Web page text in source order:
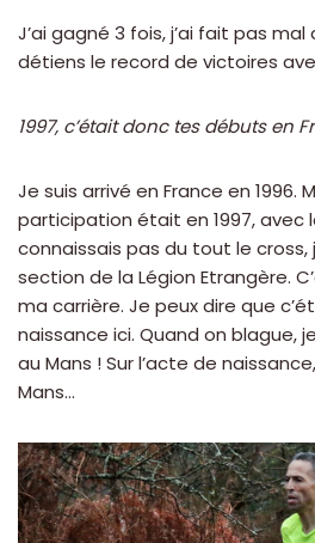
J’ai gagné 3 fois, j’ai fait pas
détiens le record de victoires
1997, c’était donc tes débuts en
Je suis arrivé en France en 1996.
participation était en 1997, avec
connaissais pas du tout le cross,
section de la Légion Etrangère.
ma carrière. Je peux dire que
naissance ici. Quand on blague,
au Mans ! Sur l’acte de
Mans…